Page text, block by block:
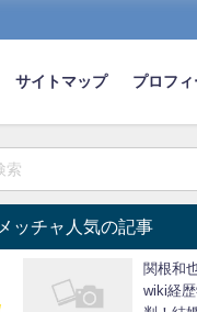
サイトマップ プロフ
メッチャ人気の記事
関根和
wiki経